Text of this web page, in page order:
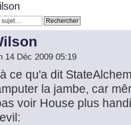
14 Déc 2009 05:19
ce qu'a dit
la jambe, car
voir House plus